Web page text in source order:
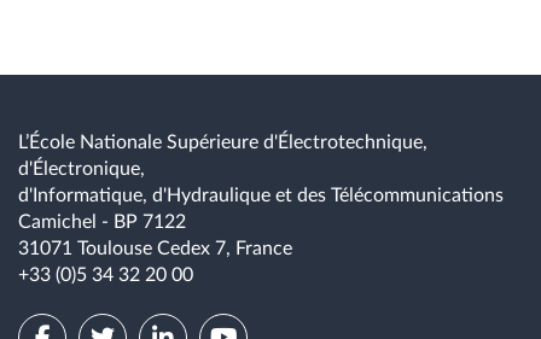
L’École Nationale Supérieure d'Électrotechnique,
d'Électronique,
d'Informatique, d'Hydraulique et des Télécommunications
Camichel - BP 7122
31071 Toulouse Cedex 7, France
+33 (0)5 34 32 20 00